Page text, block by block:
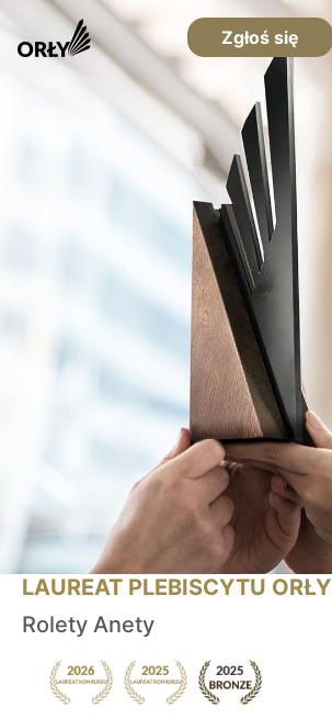
Zgłoś się
LAUREAT PLEBISCYTU ORŁY
Rolety Anety